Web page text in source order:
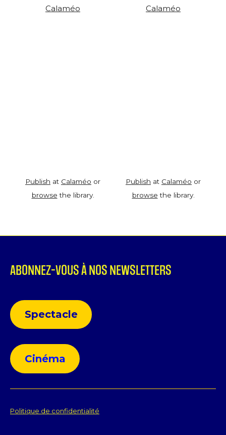
Calaméo
Publish at Calaméo or
browse the library.
Calaméo
Publish at Calaméo or
browse the library.
ABONNEZ-VOUS À NOS NEWSLETTERS
Spectacle
Cinéma
Politique de confidentialité